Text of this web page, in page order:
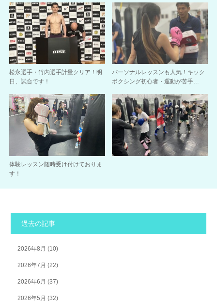
松永選手・竹内選手計量クリア！明
日、試合です！
パーソナルレッスンも人気！キック
ボクシング初心者・運動が苦手…
体験レッスン随時受け付けておりま
す！
過去の記事
2026年8月 (10)
2026年7月 (22)
2026年6月 (37)
2026年5月 (32)